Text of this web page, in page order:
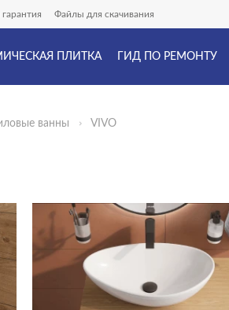
Файлы для скачивания
ПЛИТКА ГИД ПО РЕМОНТУ
ванны VIVO